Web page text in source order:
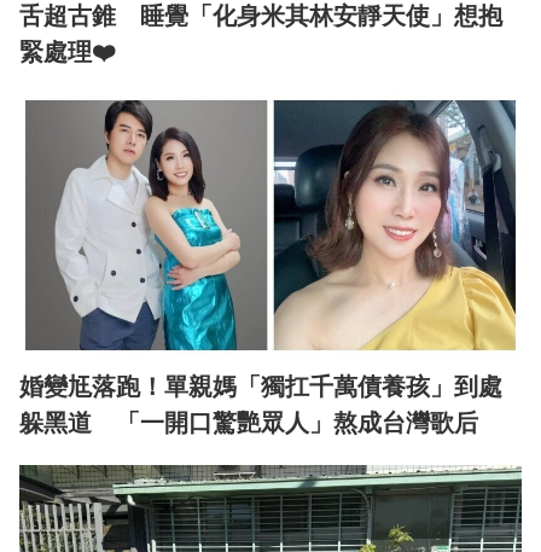
舌超古錐 睡覺「化身米其林安靜天使」想抱
緊處理❤️
婚變尪落跑！單親媽「獨扛千萬債養孩」到處
躲黑道 「一開口驚艷眾人」熬成台灣歌后